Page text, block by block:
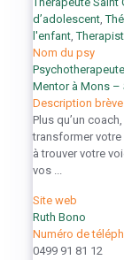
Nom du psy
Mentor à Mons –
d’adolescent,
l'enfant,
Description brève
Plus qu’un
transformer
à trouver votre
vos ...
Site web
Ruth Bono
Numéro de
0499 91 81 12